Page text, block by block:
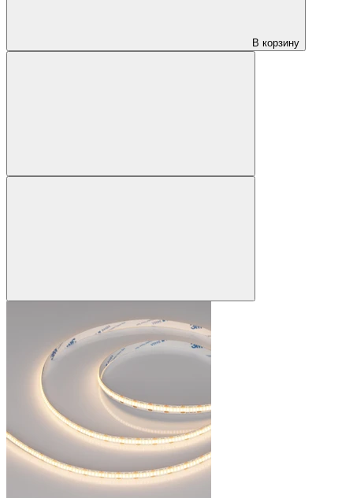
В корзину